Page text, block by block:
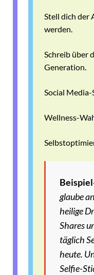
Stell dich der
werden.
Schreib über
Generation.
Social Media-
Wellness-
glaube
heilige
Shares
täglich
heute.
Selfie-